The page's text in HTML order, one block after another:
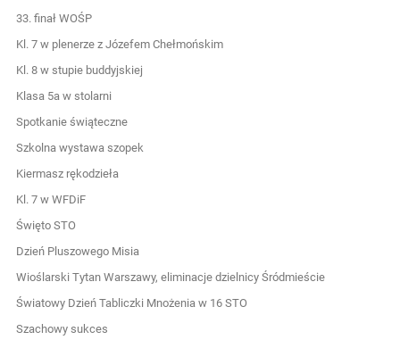
33. finał WOŚP
Kl. 7 w plenerze z Józefem Chełmońskim
Kl. 8 w stupie buddyjskiej
Klasa 5a w stolarni
Spotkanie świąteczne
Szkolna wystawa szopek
Kiermasz rękodzieła
Kl. 7 w WFDiF
Święto STO
Dzień Pluszowego Misia
Wioślarski Tytan Warszawy, eliminacje dzielnicy Śródmieście
Światowy Dzień Tabliczki Mnożenia w 16 STO
Szachowy sukces